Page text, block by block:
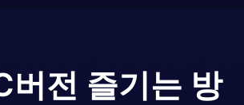
버전 즐기는 방